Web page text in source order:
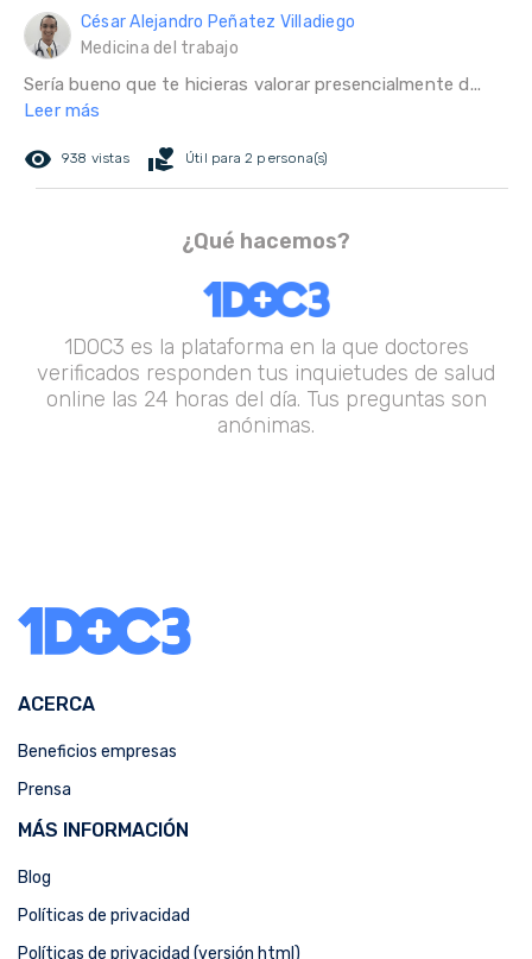
César Alejandro Peñatez Villadiego
Medicina del trabajo
Sería bueno que te hicieras valorar presencialmente d...
Leer más
remove_red_eye 938 vistas volunteer_activism Útil para 2 persona(s)
¿Qué hacemos?
1DOC3 es la plataforma en la que doctores
verificados responden tus inquietudes de salud
online las 24 horas del día. Tus preguntas son
anónimas.
ACERCA
Beneficios empresas
Prensa
MÁS INFORMACIÓN
Blog
Políticas de privacidad
Políticas de privacidad (versión html)